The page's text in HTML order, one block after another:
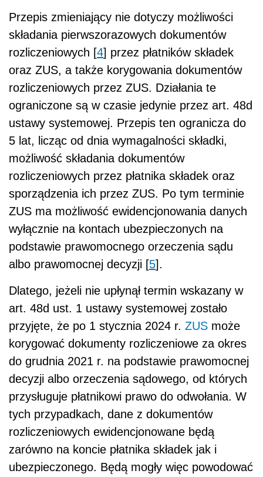
Przepis zmieniający nie dotyczy możliwości
składania pierwszorazowych dokumentów
rozliczeniowych [4] przez płatników składek
oraz ZUS, a także korygowania dokumentów
rozliczeniowych przez ZUS. Działania te
ograniczone są w czasie jedynie przez art. 48d
ustawy systemowej. Przepis ten ogranicza do
5 lat, licząc od dnia wymagalności składki,
możliwość składania dokumentów
rozliczeniowych przez płatnika składek oraz
sporządzenia ich przez ZUS. Po tym terminie
ZUS ma możliwość ewidencjonowania danych
wyłącznie na kontach ubezpieczonych na
podstawie prawomocnego orzeczenia sądu
albo prawomocnej decyzji [5].
Dlatego, jeżeli nie upłynął termin wskazany w
art. 48d ust. 1 ustawy systemowej zostało
przyjęte, że po 1 stycznia 2024 r. ZUS może
korygować dokumenty rozliczeniowe za okres
do grudnia 2021 r. na podstawie prawomocnej
decyzji albo orzeczenia sądowego, od których
przysługuje płatnikowi prawo do odwołania. W
tych przypadkach, dane z dokumentów
rozliczeniowych ewidencjonowane będą
zarówno na koncie płatnika składek jak i
ubezpieczonego. Będą mogły więc powodować